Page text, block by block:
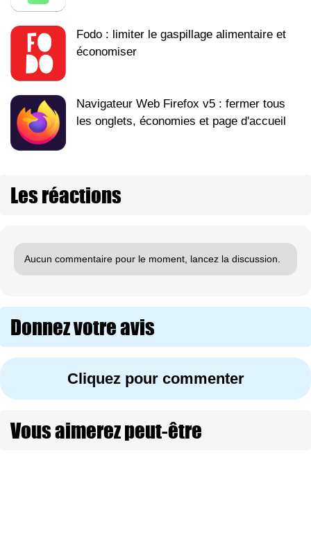
Fodo : limiter le gaspillage alimentaire et
économiser
Navigateur Web Firefox v5 : fermer tous
les onglets, économies et page d'accueil
Les réactions
Aucun commentaire pour le moment, lancez la discussion.
Donnez votre avis
Cliquez pour commenter
Vous aimerez peut-être